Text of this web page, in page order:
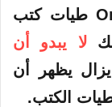
أصدرت كل من Google وOnePlus طيات كتب
لا يبدو أن
يزال يظهر أن
الكتب.